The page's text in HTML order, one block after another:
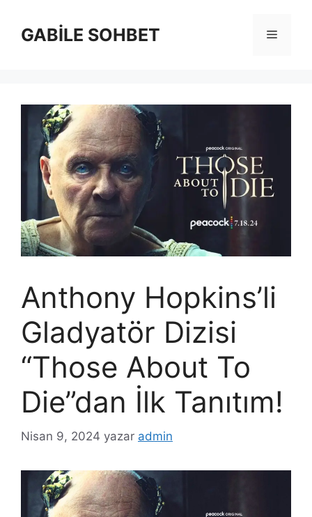
GABİLE SOHBET Menü
Anthony Hopkins’li
Gladyatör Dizisi
“Those About To
Die”dan İlk Tanıtım!
Nisan 9, 2024 yazar admin